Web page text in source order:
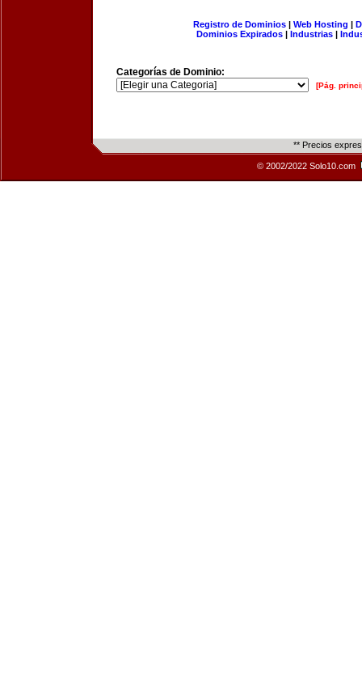
Registro de Dominios| Web Hosting |
Dominios Expirados | Industrias |
Categorías de Dominio:
[Pág.
** Precios
© 2002/2022 Solo10.com